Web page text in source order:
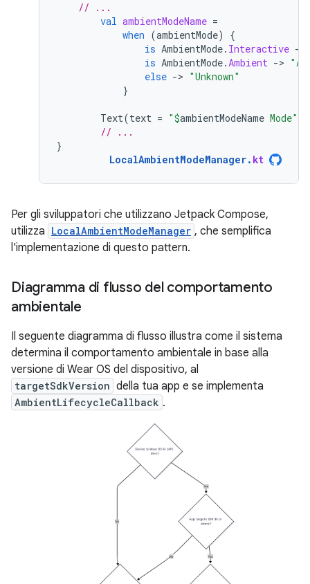
// ...
val ambientModeName =
when (ambientMode)
{
is AmbientMode. Interactive -
is AmbientMode.Ambient ->
else -> "Unknown"
}
Text(text = "$ambientModeName Mode"
// ...
}
LocalAmbientModeManager. kt
Per gli sviluppatori che utilizzano Jetpack Compose,
utilizza LocalAmbientModeManager , che semplifica
l'implementazione di questo pattern.
Diagramma di flusso del comportamento
ambientale
Il seguente diagramma di flusso illustra come il sistema
determina il comportamento ambientale in base alla
versione di Wear OS del dispositivo, al
targetSdkVersion della tua app e se implementa
AmbientLifecycleCallback .